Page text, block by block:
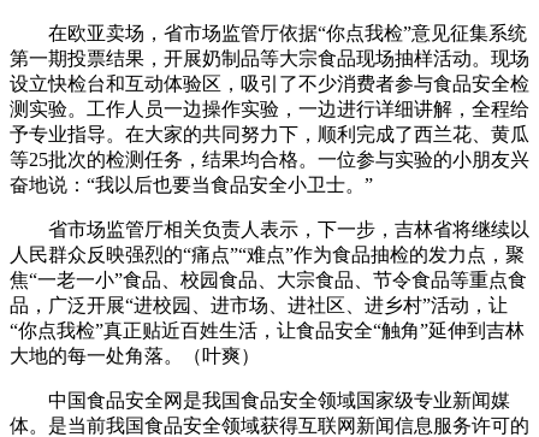
在欧亚卖场，省市场监管厅依据“你点我检”意见征集系统
第一期投票结果，开展奶制品等大宗食品现场抽样活动。现场
设立快检台和互动体验区，吸引了不少消费者参与食品安全检
测实验。工作人员一边操作实验，一边进行详细讲解，全程给
予专业指导。在大家的共同努力下，顺利完成了西兰花、黄瓜
等25批次的检测任务，结果均合格。一位参与实验的小朋友兴
奋地说：“我以后也要当食品安全小卫士。”
省市场监管厅相关负责人表示，下一步，吉林省将继续以
人民群众反映强烈的“痛点”“难点”作为食品抽检的发力点，聚
焦“一老一小”食品、校园食品、大宗食品、节令食品等重点食
品，广泛开展“进校园、进市场、进社区、进乡村”活动，让
“你点我检”真正贴近百姓生活，让食品安全“触角”延伸到吉林
大地的每一处角落。（叶爽）
中国食品安全网是我国食品安全领域国家级专业新闻媒
体。是当前我国食品安全领域获得互联网新闻信息服务许可的